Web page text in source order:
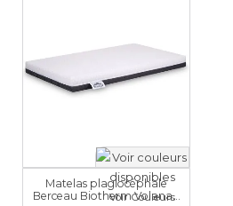
Matelas plagiocéphale
Berceau Biotherm Volana...
Voir Couleurs